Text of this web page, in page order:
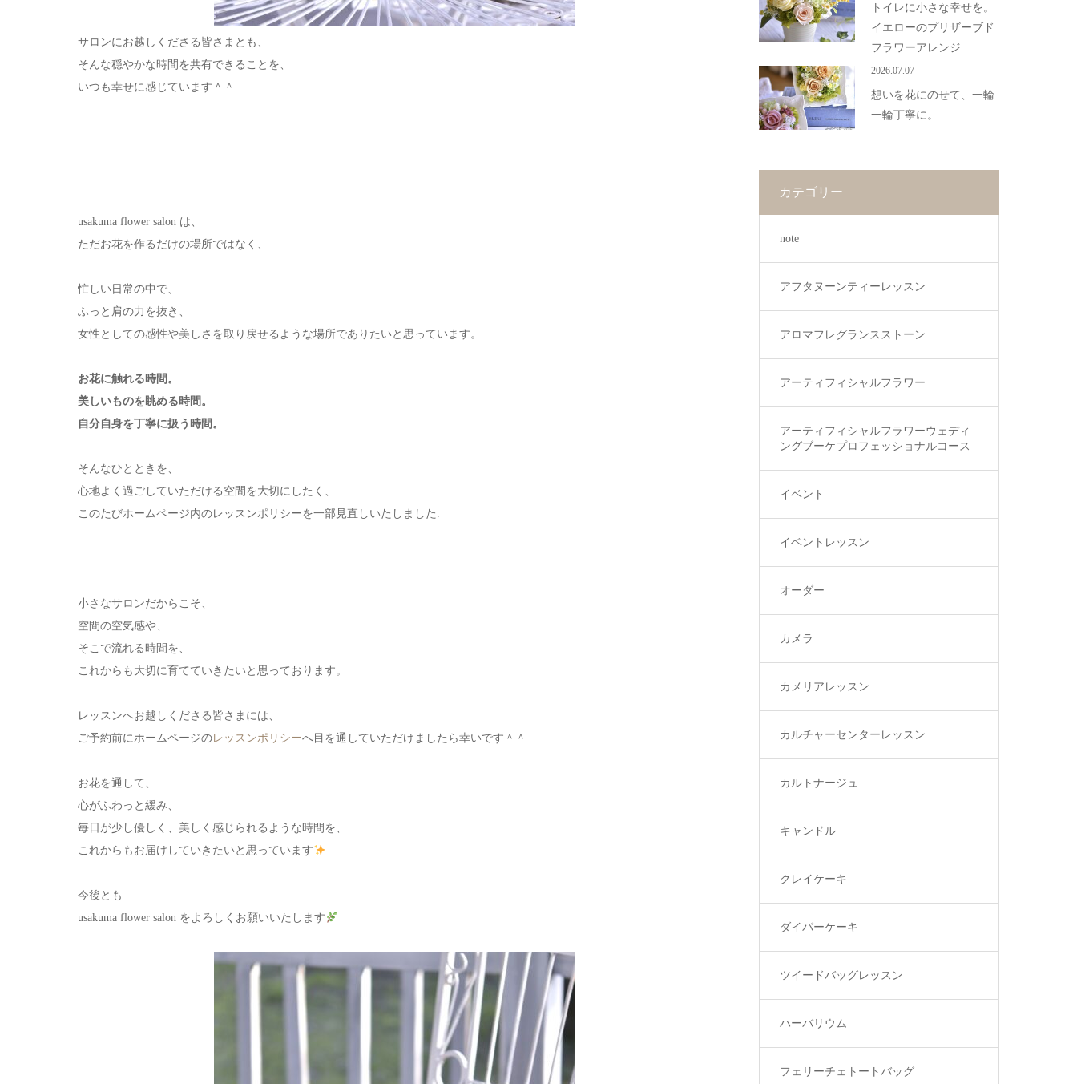
サロンにお越しくださる皆さまとも、
そんな穏やかな時間を共有できることを、
いつも幸せに感じています＾＾
usakuma flower salon は、
ただお花を作るだけの場所ではなく、
忙しい日常の中で、
ふっと肩の力を抜き、
女性としての感性や美しさを取り戻せるような場所でありたいと思っています。
お花に触れる時間。
美しいものを眺める時間。
自分自身を丁寧に扱う時間。
そんなひとときを、
心地よく過ごしていただける空間を大切にしたく、
このたびホームページ内のレッスンポリシーを一部見直しいたしました.
小さなサロンだからこそ、
空間の空気感や、
そこで流れる時間を、
これからも大切に育てていきたいと思っております。
レッスンへお越しくださる皆さまには、
ご予約前にホームページのレッスンポリシーへ目を通していただけましたら幸いです＾＾
お花を通して、
心がふわっと緩み、
毎日が少し優しく、美しく感じられるような時間を、
これからもお届けしていきたいと思っています
今後とも
usakuma flower salon をよろしくお願いいたします
トイレに小さな幸せを。
イエローのプリザーブド
フラワーアレンジ
2026.07.07
想いを花にのせて、一輪
一輪丁寧に。
カテゴリー
note
アフタヌーンティーレッスン
アロマフレグランスストーン
アーティフィシャルフラワー
アーティフィシャルフラワーウェディ
ングブーケプロフェッショナルコース
イベント
イベントレッスン
オーダー
カメラ
カメリアレッスン
カルチャーセンターレッスン
カルトナージュ
キャンドル
クレイケーキ
ダイパーケーキ
ツイードバッグレッスン
ハーバリウム
フェリーチェトートバッグ